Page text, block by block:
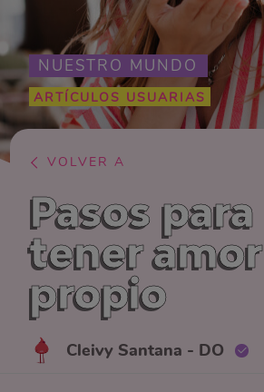
NUESTRO MUNDO
ARTÍCULOS USUARIAS
VOLVER A
Pasos para
tener amor
propio
Cleivy Santana - DO